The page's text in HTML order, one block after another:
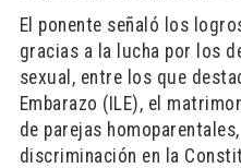
El ponente señaló los
gracias a la lucha por los
sexual, entre los que
Embarazo (ILE), el
de parejas
discriminación en la